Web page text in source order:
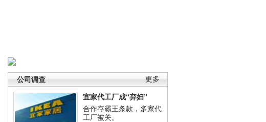
更多
公司调查
宜家代工厂成“弃妇”
合作存霸王条款，多家代
工厂被关。